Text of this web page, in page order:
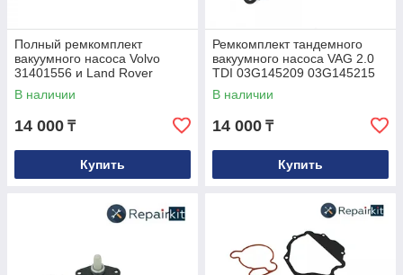
Полный ремкомплект
вакуумного насоса Volvo
31401556 и Land Rover
LR009388
В наличии
14 000 ₸
Купить
Ремкомплект тандемного
вакуумного насоса VAG 2.0
TDI 03G145209 03G145215
В наличии
14 000 ₸
Купить